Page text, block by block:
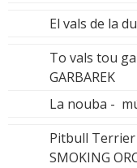
El vals de la
To vals tou
GARBAREK
La nouba -
Pitbull Terrier
SMOKING